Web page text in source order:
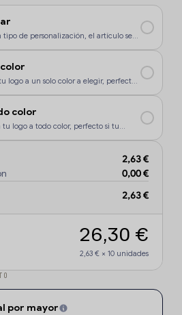
tipo de personalización, el artículo se
logo a un solo color a elegir, perfecto
color
tu logo a todo color, perfecto si tu
2,63 €
0,00 €
2,63 €
26,30 €
2,63 € × 10 unidades
por mayor